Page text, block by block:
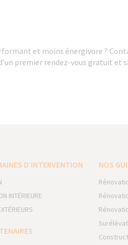
et moins énergivore ?
premier rendez-vous gratuit et
D’INTERVENTION
INTÉRIEURE
NOS